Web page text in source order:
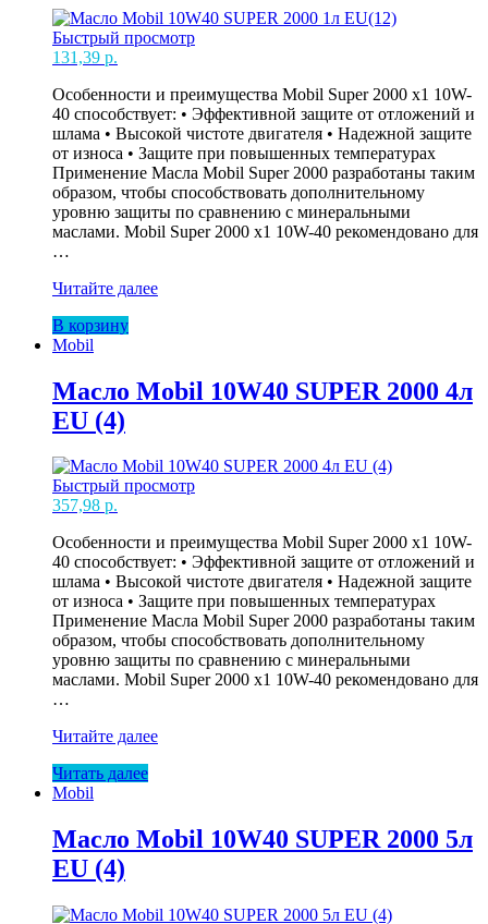
Быстрый просмотр
131,39 р.
Особенности и преимущества Mobil Super 2000 x1 10W-
40 способствует: • Эффективной защите от отложений и
шлама • Высокой чистоте двигателя • Надежной защите
от износа • Защите при повышенных температурах
Применение Масла Mobil Super 2000 разработаны таким
образом, чтобы способствовать дополнительному
уровню защиты по сравнению с минеральными
маслами. Mobil Super 2000 x1 10W-40 рекомендовано для
…
Масло
10W40
SUPER
1л
EU(12)
Читайте далее
В корзину
Mobil
Масло Mobil 10W40 SUPER 2000 4л
EU (4)
Быстрый просмотр
357,98 р.
Особенности и преимущества Mobil Super 2000 x1 10W-
40 способствует: • Эффективной защите от отложений и
шлама • Высокой чистоте двигателя • Надежной защите
от износа • Защите при повышенных температурах
Применение Масла Mobil Super 2000 разработаны таким
образом, чтобы способствовать дополнительному
уровню защиты по сравнению с минеральными
маслами. Mobil Super 2000 x1 10W-40 рекомендовано для
…
Масло
10W40
SUPER
4л
EU
(4)
Читайте далее
Читать далее
Mobil
Масло Mobil 10W40 SUPER 2000 5л
EU (4)